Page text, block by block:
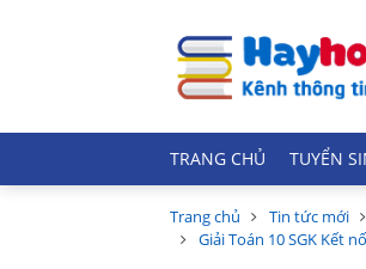
TRANG CHỦ TUYỂN
Trang chủ Tin tức mới
Giải Toán 10 SGK Kết